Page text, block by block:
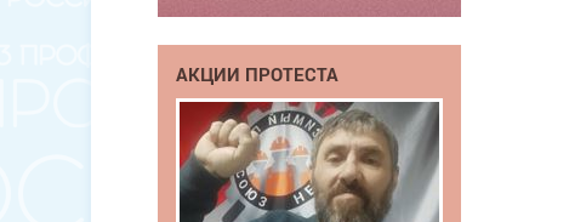
АКЦИИ ПРОТЕСТА